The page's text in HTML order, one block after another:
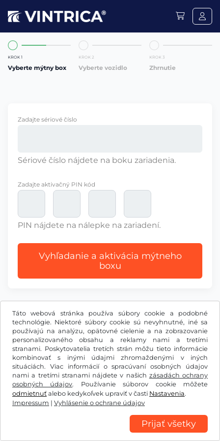
Táto webová stránka používa súbory cookie a podobné
technológie. Niektoré súbory cookie sú nevyhnutné, iné sa
používajú na analýzu, opätovné cielenie a na zobrazovanie
personalizovaného obsahu a reklamy nami a tretími
stranami. Poskytovatelia tretích strán môžu tieto informácie
kombinovať s inými údajmi zhromaždenými v iných
situáciách. Viac informácií o spracúvaní osobných údajov
nami a tretími stranami nájdete v našich zásadách ochrany
osobných údajov. Používanie súborov cookie môžete
odmietnuť alebo kedykoľvek upraviť v časti Nastavenia.
Impressum | Vyhlásenie o ochrane údajov
Prijať všetky
KROK 1
Vyberte mýtny box
KROK 2
Vyberte vozidlo
KROK 3
Zhrnutie
Zadajte sériové číslo
Sériové číslo nájdete na boku zariadenia.
Zadajte aktivačný PIN kód
PIN nájdete na nálepke na zariadení.
Vyhľadanie a aktivácia mýtneho
boxu
€EUR
Facebook Instagram
VOB/právo na odstúpenie
Vyhlásenie o ochrane údajov
Nastavenia súborov cookie
Impressum